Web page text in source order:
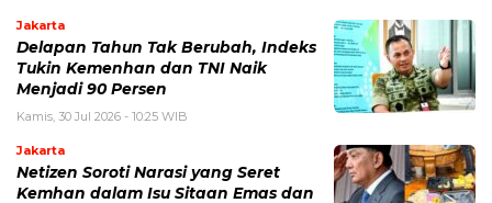
Jakarta
Delapan Tahun Tak Berubah, Indeks
Tukin Kemenhan dan TNI Naik
Menjadi 90 Persen
Kamis, 30 Jul 2026 - 10:25 WIB
Jakarta
Netizen Soroti Narasi yang Seret
Kemhan dalam Isu Sitaan Emas dan